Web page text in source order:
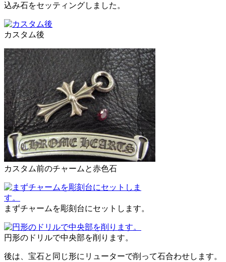
込み石をセッティングしました。
カスタム後
カスタム前のチャームと赤色石
まずチャームを彫刻台にセットします。
円形のドリルで中央部を削ります。
後は、宝石と同じ形にリューターで削って石合わせします。